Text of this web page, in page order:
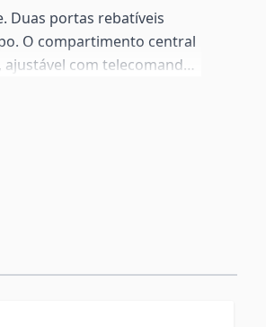
Duas portas rebatíveis
O compartimento central
ajustável com telecomando